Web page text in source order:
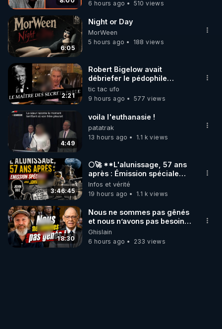
code : REGENERE10
▶ 30 jours gratuit sur l’application de méditation et
de bien-être ENVOL :
Rendez-vous sur https://www.envol.app/code
le code : REGENERE
6 hours ago 510 views
6:05
Night or Day
MorWeen
5 hours ago
188 views
2:21
Robert Bigelow avait
débriefer le pédophile
génocidaire de donald j
trump
tic tac ufo
9 hours ago
577 views
4:49
voila l'euthanasie !
patatrak
13 hours ago
1.1 k views
3:46:45
🌕🚀 **L'alunissage, 57 ans
après : Émission spéciale
avec John Doe !** 👨 🚀✨
Infos et vérité
19 hours ago
1.1 k views
18:30
Nous ne sommes pas gênés
et nous n’avons pas besoin
de nous excuser ! #jw
#jehovah #collegecentral
Ghislain
6 hours ago
233 views